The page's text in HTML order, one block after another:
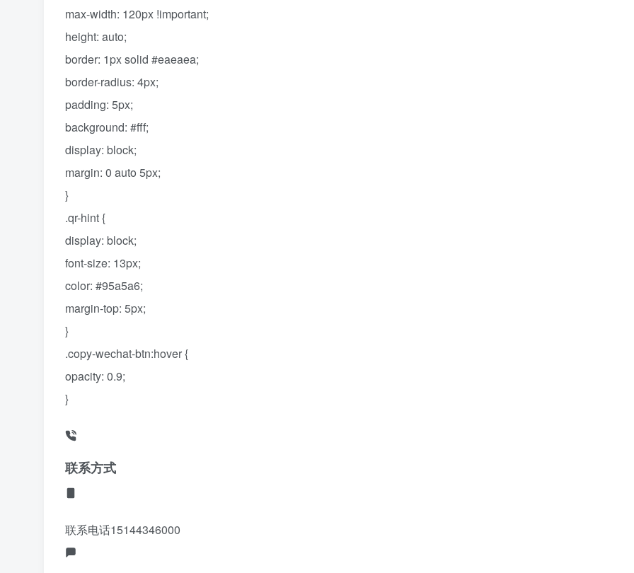
max-width: 120px !important;
height: auto;
border: 1px solid #eaeaea;
border-radius: 4px;
padding: 5px;
background: #fff;
display: block;
margin: 0 auto 5px;
}
.qr-hint {
display: block;
font-size: 13px;
color: #95a5a6;
margin-top: 5px;
}
.copy-wechat-btn:hover {
opacity: 0.9;
}
联系方式
联系电话15144346000